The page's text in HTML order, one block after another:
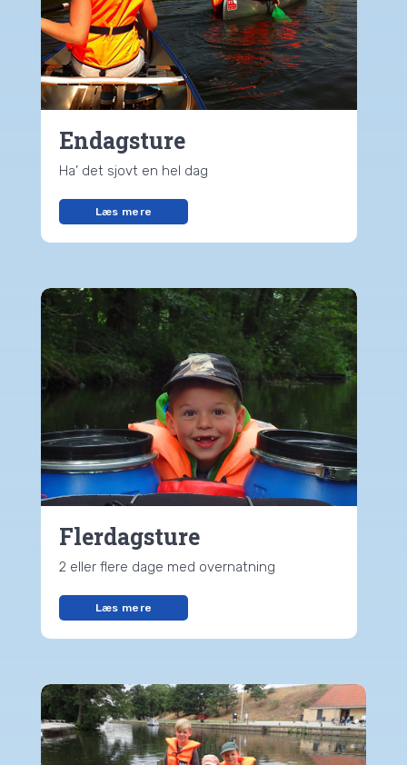
Endagsture
Ha’ det sjovt en hel dag
Læs mere
Flerdagsture
2 eller flere dage med overnatning
Læs mere